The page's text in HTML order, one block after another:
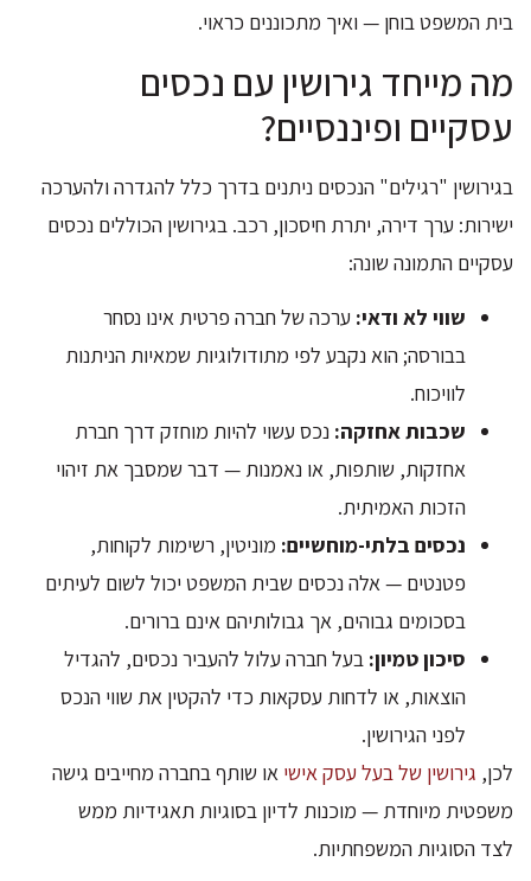
בית המשפט בוחן — ואיך מתכוננים כראוי.
מה מייחד גירושין עם נכסים
עסקיים ופיננסיים?
בגירושין "רגילים" הנכסים ניתנים בדרך כלל להגדרה ולהערכה
ישירות: ערך דירה, יתרת חיסכון, רכב. בגירושין הכוללים נכסים
עסקיים התמונה שונה:
שווי לא ודאי: ערכה של חברה פרטית אינו נסחר
בבורסה; הוא נקבע לפי מתודולוגיות שמאיות הניתנות
לוויכוח.
שכבות אחזקה: נכס עשוי להיות מוחזק דרך חברת
אחזקות, שותפות, או נאמנות — דבר שמסבך את זיהוי
הזכות האמיתית.
נכסים בלתי-מוחשיים: מוניטין, רשימות לקוחות,
פטנטים — אלה נכסים שבית המשפט יכול לשום לעיתים
בסכומים גבוהים, אך גבולותיהם אינם ברורים.
סיכון טמיון: בעל חברה עלול להעביר נכסים, להגדיל
הוצאות, או לדחות עסקאות כדי להקטין את שווי הנכס
לפני הגירושין.
לכן, גירושין של בעל עסק אישי או שותף בחברה מחייבים גישה
משפטית מיוחדת — מוכנות לדיון בסוגיות תאגידיות ממש
לצד הסוגיות המשפחתיות.